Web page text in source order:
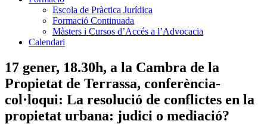
Escola de Pràctica Jurídica
Formació Continuada
Màsters i Cursos d’Accés a l’Advocacia
Calendari
17 gener, 18.30h, a la Cambra de la
Propietat de Terrassa, conferència-
col·loqui: La resolució de conflictes en la
propietat urbana: judici o mediació?